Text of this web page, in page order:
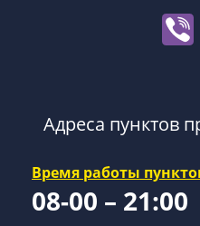
Адреса пунктов
Время работы
08-00 – 21:00